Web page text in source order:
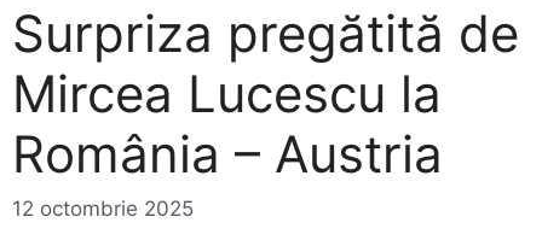
Surpriza pregătită de
Mircea Lucescu la
România – Austria
12 octombrie 2025